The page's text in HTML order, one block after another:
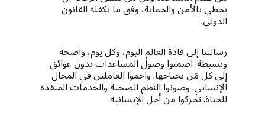
يحظى بالأمن والحماية، وفق ما يكفله القانون
الدولي.
رسالتنا إلى قادة العالم اليوم، وكل يوم، واضحة
وبسيطة: اضمنوا وصول المساعدات بدون عوائق
إلى كل مَن يحتاجها. واحموا العاملين في المجال
الإنساني. وصونوا النظم الصحية والخدمات المنقذة
للحياة. تحركوا من أجل الإنسانية.